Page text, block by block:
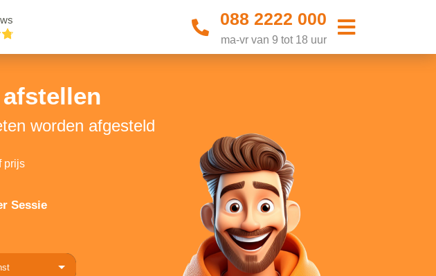
088 2222 000
ma-vr van 9 tot 18 uur
worden afgesteld
prijs
Sessie